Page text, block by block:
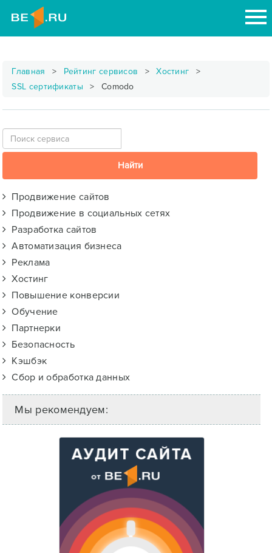
Главная Рейтинг сервисов
Хостинг
SSL сертификаты
Comodo
Продвижение сайтов
Продвижение в социальных сетях
Разработка сайтов
Автоматизация бизнеса
Реклама
Хостинг
Повышение конверсии
Обучение
Партнерки
Безопасность
Кэшбэк
Сбор и обработка данных
Мы рекомендуем: